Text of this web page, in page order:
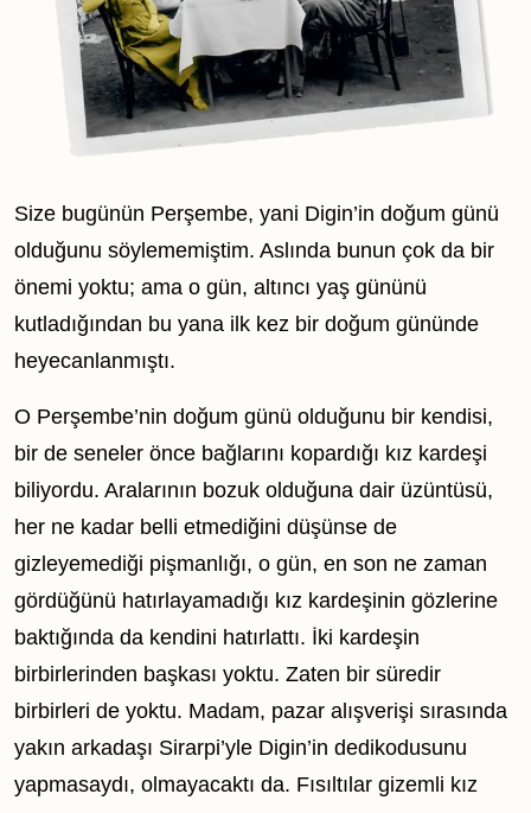
Size bugünün Perşembe, yani Digin’in doğum günü
olduğunu söylememiştim. Aslında bunun çok da bir
önemi yoktu; ama o gün, altıncı yaş gününü
kutladığından bu yana ilk kez bir doğum gününde
heyecanlanmıştı.
O Perşembe’nin doğum günü olduğunu bir kendisi,
bir de seneler önce bağlarını kopardığı kız kardeşi
biliyordu. Aralarının bozuk olduğuna dair üzüntüsü,
her ne kadar belli etmediğini düşünse de
gizleyemediği pişmanlığı, o gün, en son ne zaman
gördüğünü hatırlayamadığı kız kardeşinin gözlerine
baktığında da kendini hatırlattı. İki kardeşin
birbirlerinden başkası yoktu. Zaten bir süredir
birbirleri de yoktu. Madam, pazar alışverişi sırasında
yakın arkadaşı Sirarpi’yle Digin’in dedikodusunu
yapmasaydı, olmayacaktı da. Fısıltılar gizemli kız